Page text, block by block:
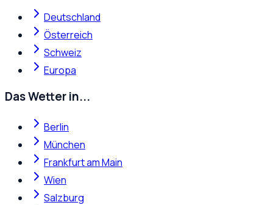
Deutschland
Österreich
Schweiz
Europa
Das Wetter in...
Berlin
München
Frankfurt am Main
Wien
Salzburg